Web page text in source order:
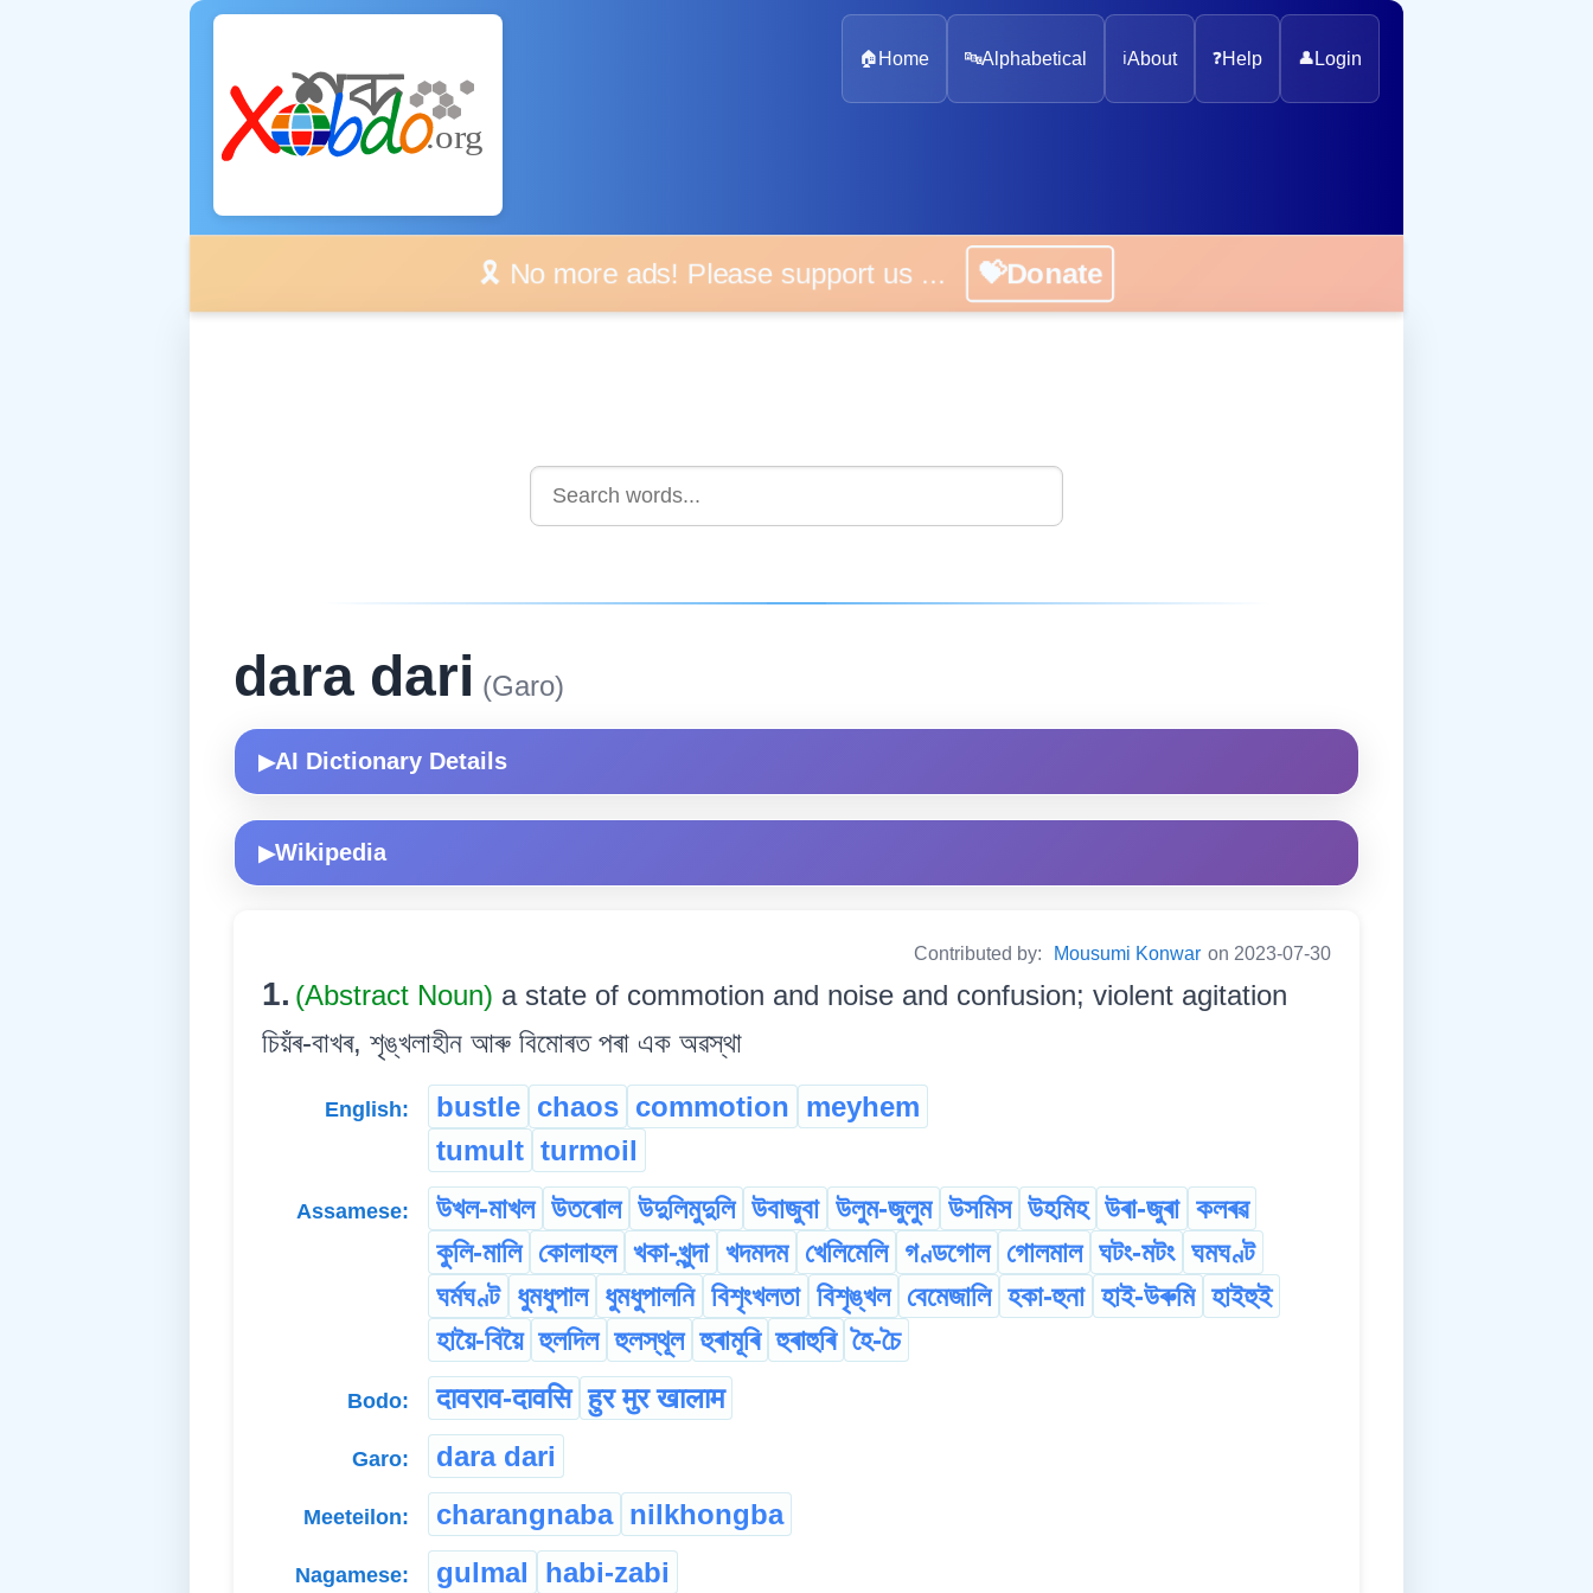
🏠 Home 🔤Alphabetical ℹ️About ❓Help 👤 Login
🎗️ No more ads! Please support us ... 💝Donate
dara dari (Garo)
▶AI Dictionary Details
▶Wikipedia
Contributed by: Mousumi Konwar on 2023-07-30
1. (Abstract Noun) a state of commotion and noise and confusion; violent agitation
চিয়ঁৰ-বাখৰ, শৃঙ্খলাহীন আৰু বিমোৰত পৰা এক অৱস্থা
English: bustle chaos commotion meyhem
tumult turmoil
Assamese: উখল-মাখল উতৰোল উদুলিমুদুলি উবাজুবা উলুম-জুলুম উসমিস উহমিহ উৰা-জুৰা কলৰৱ
কুলি-মালি কোলাহল খকা-খুন্দা খদমদম খেলিমেলি গণ্ডগোল গোলমাল ঘটং-মটং ঘমঘণ্ট
ঘৰ্মঘণ্ট ধুমধুপাল ধুমধুপালনি বিশৃংখলতা বিশৃঙ্খল বেমেজালি হকা-হুনা হাই-উৰুমি হাইহুই
হায়ৈ-বিয়ৈ হুলদিল হুলস্থূল হুৰামূৰি হুৰাহুৰি হৈ-চৈ
Bodo: दावराव-दावसि हुर मुर खालाम
Garo: dara dari
Meeteilon: charangnaba nilkhongba
Nagamese: gulmal habi-zabi